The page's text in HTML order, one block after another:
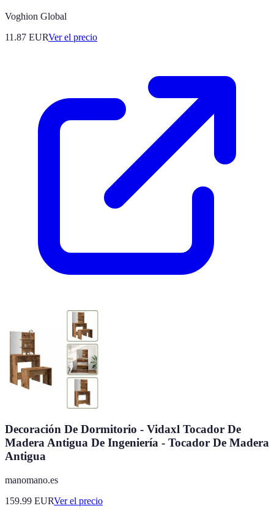
Voghion Global
11.87 EURVer el precio
Decoración De Dormitorio - Vidaxl Tocador De
Madera Antigua De Ingeniería - Tocador De Madera
Antigua
manomano.es
159.99 EURVer el precio